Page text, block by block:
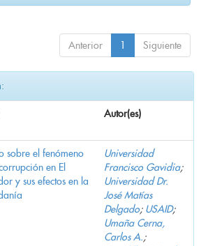
Anterior 1 Siguiente
Autor(es)
sobre el fenómeno
en El
y sus efectos en la
Universidad
Francisco Gavidia;
Universidad Dr.
José Matías
Delgado; USAID;
Umaña Cerna,
Carlos A.;